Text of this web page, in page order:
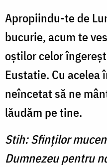
Apropiindu-te de
bucurie, acum te
oştilor celor
Eustatie. Cu acelea
neîncetat să ne
lăudăm pe tine.
Stih: Sfinţilor
Dumnezeu pentru